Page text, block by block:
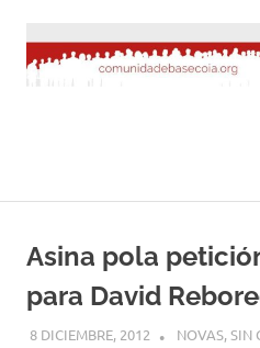
contenido
Asina pola
para David
8 DICIEMBRE, 2012 NOVAS,SIN